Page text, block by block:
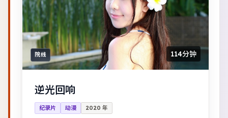
院线 114分钟
逆光回响
纪录片 动漫 2020 年